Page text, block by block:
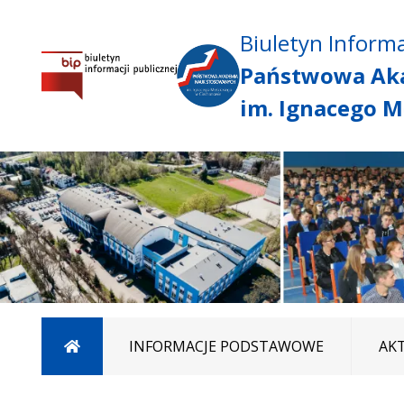
Biuletyn
Państwowa
im. Ignacego
Strona głównaINFORMACJE PODSTAWOWE